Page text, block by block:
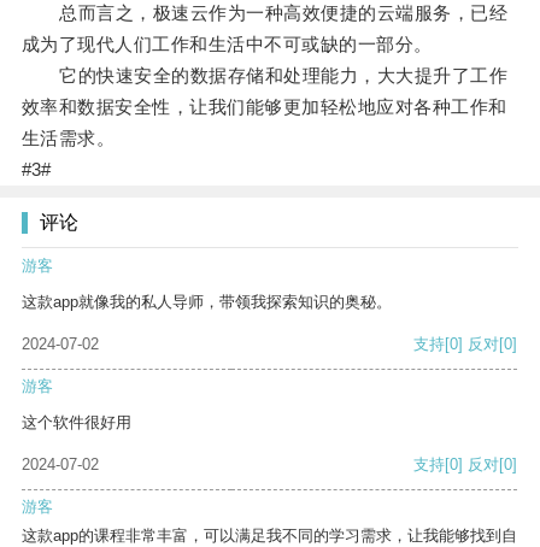
总而言之，极速云作为一种高效便捷的云端服务，已经
成为了现代人们工作和生活中不可或缺的一部分。
它的快速安全的数据存储和处理能力，大大提升了工作
效率和数据安全性，让我们能够更加轻松地应对各种工作和
生活需求。
#3#
评论
游客
这款app就像我的私人导师，带领我探索知识的奥秘。
2024-07-02 支持[0] 反对[0]
游客
这个软件很好用
2024-07-02 支持[0] 反对[0]
游客
这款app的课程非常丰富，可以满足我不同的学习需求，让我能够找到自